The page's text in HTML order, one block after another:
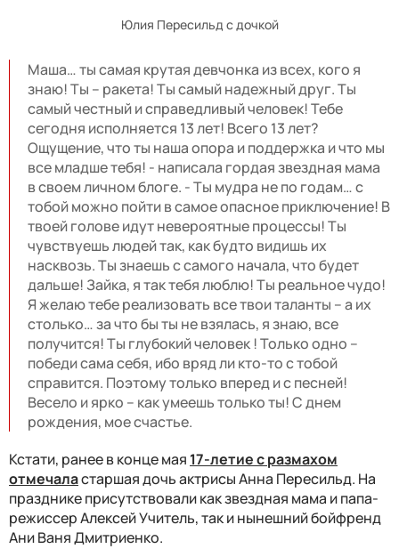
Юлия Пересильд с дочкой
Маша… ты самая крутая девчонка из всех, кого я
знаю! Ты – ракета! Ты самый надежный друг. Ты
самый честный и справедливый человек! Тебе
сегодня исполняется 13 лет! Всего 13 лет?
Ощущение, что ты наша опора и поддержка и что мы
все младше тебя! - написала гордая звездная мама
в своем личном блоге. - Ты мудра не по годам… с
тобой можно пойти в самое опасное приключение! В
твоей голове идут невероятные процессы! Ты
чувствуешь людей так, как будто видишь их
насквозь. Ты знаешь с самого начала, что будет
дальше! Зайка, я так тебя люблю! Ты реальное чудо!
Я желаю тебе реализовать все твои таланты – а их
столько… за что бы ты не взялась, я знаю, все
получится! Ты глубокий человек ! Только одно –
победи сама себя, ибо вряд ли кто-то с тобой
справится. Поэтому только вперед и с песней!
Весело и ярко – как умеешь только ты! С днем
рождения, мое счастье.
Кстати, ранее в конце мая 17-летие с размахом
отмечаластаршая дочь актрисы Анна Пересильд. На
празднике присутствовали как звездная мама и папа-
режиссер Алексей Учитель, так и нынешний бойфренд
Ани Ваня Дмитриенко.